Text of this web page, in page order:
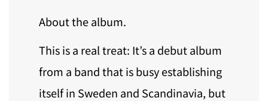
About the album.
This is a real treat: It’s a debut album
from a band that is busy establishing
itself in Sweden and Scandinavia, but